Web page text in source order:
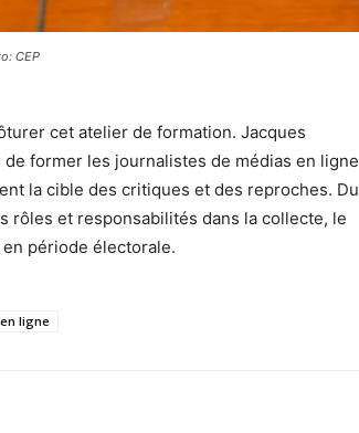
CEP
cet atelier de formation. Jacques
former les journalistes de médias en ligne
la cible des critiques et des reproches. Du
rôles et responsabilités dans la collecte, le
période électorale.
ligne